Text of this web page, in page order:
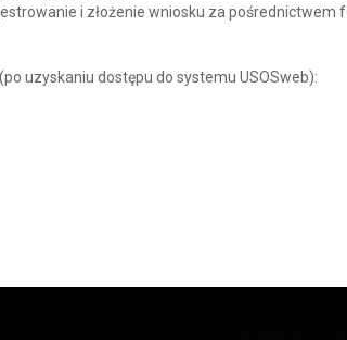
i złożenie wniosku za
uzyskaniu dostępu do systemu USOSweb):